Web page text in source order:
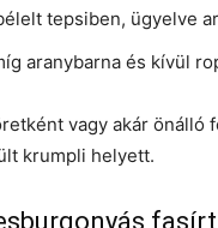
tepsiben, ügyelve
aranybarna és kívül
vagy akár
krumpli helyett.
fasírt